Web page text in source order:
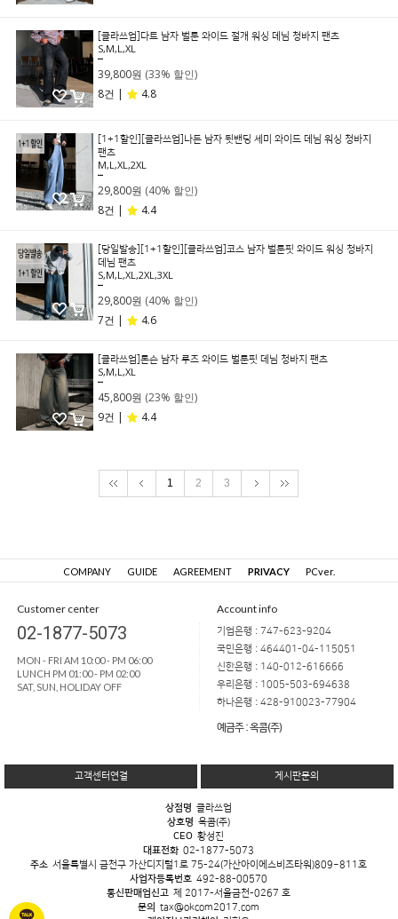
[클라쓰업]다트 남자 벌룬 와이드 절개 워싱 데님 청바지 팬츠
S,M,L,XL
39,800원 (33% 할인)
8건 |
4.8
[1+1할인][클라쓰업]나든 남자 뒷밴딩 세미 와이드 데님 워싱 청바지
팬츠
M,L,XL,2XL
29,800원 (40% 할인)
8건 |
4.4
[당일발송][1+1할인][클라쓰업]코스 남자 벌룬핏 와이드 워싱 청바지
데님 팬츠
S,M,L,XL,2XL,3XL
29,800원 (40% 할인)
7건 |
4.6
[클라쓰업]론슨 남자 루즈 와이드 벌룬핏 데님 청바지 팬츠
S,M,L,XL
45,800원 (23% 할인)
9건 |
4.4
1 2 3
COMPANY GUIDE AGREEMENT PRIVACY PCver.
Customer center
02-1877-5073
MON - FRI AM 10:00 - PM 06:00
LUNCH PM 01:00 - PM 02:00
SAT, SUN, HOLIDAY OFF
Account info
기업은행 : 747-623-9204
국민은행 : 464401-04-115051
신한은행 : 140-012-616666
우리은행 : 1005-503-694638
하나은행 : 428-910023-77904
예금주 : 옥콤(주)
고객센터연결 게시판문의
상점명 클라쓰업
상호명 옥콤(주)
CEO 황성진
대표전화 02-1877-5073
주소 서울특별시 금천구 가산디지털1로 75-24(가산아이에스비즈타워)809~811호
사업자등록번호 492-88-00570
통신판매업신고 제 2017-서울금천-0267 호
문의 tax@okcom2017.com